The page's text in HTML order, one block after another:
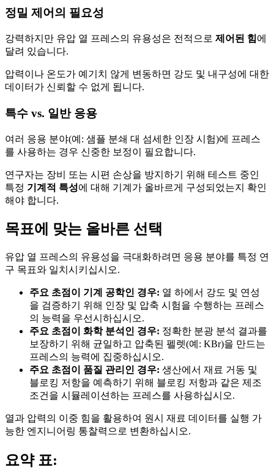
정밀 제어의 필요성
강력하지만 유압 열 프레스의 유용성은 전적으로 제어된 힘에
달려 있습니다.
압력이나 온도가 예기치 않게 변동하면 강도 및 내구성에 대한
데이터가 신뢰할 수 없게 됩니다.
특수 vs. 일반 응용
여러 응용 분야(예: 샘플 분쇄 대 섬세한 인장 시험)에 프레스
를 사용하는 경우 신중한 보정이 필요합니다.
연구자는 장비 또는 시편 손상을 방지하기 위해 테스트 중인
특정 기계적 특성에 대해 기계가 올바르게 구성되었는지 확인
해야 합니다.
목표에 맞는 올바른 선택
유압 열 프레스의 유용성을 극대화하려면 응용 분야를 특정 연
구 목표와 일치시키십시오.
주요 초점이 기계 공학인 경우: 열 하에서 강도 및 연성
을 검증하기 위해 인장 및 압축 시험을 수행하는 프레스
의 능력을 우선시하십시오.
주요 초점이 화학 분석인 경우: 정확한 분광 분석 결과를
보장하기 위해 균일하고 압축된 펠렛(예: KBr)을 만드는
프레스의 능력에 집중하십시오.
주요 초점이 품질 관리인 경우: 생산에서 재료 거동 및
블로킹 저항을 예측하기 위해 블로킹 저항과 같은 제조
조건을 시뮬레이션하는 프레스를 사용하십시오.
열과 압력의 이중 힘을 활용하여 원시 재료 데이터를 실행 가
능한 엔지니어링 통찰력으로 변환하십시오.
요약 표: